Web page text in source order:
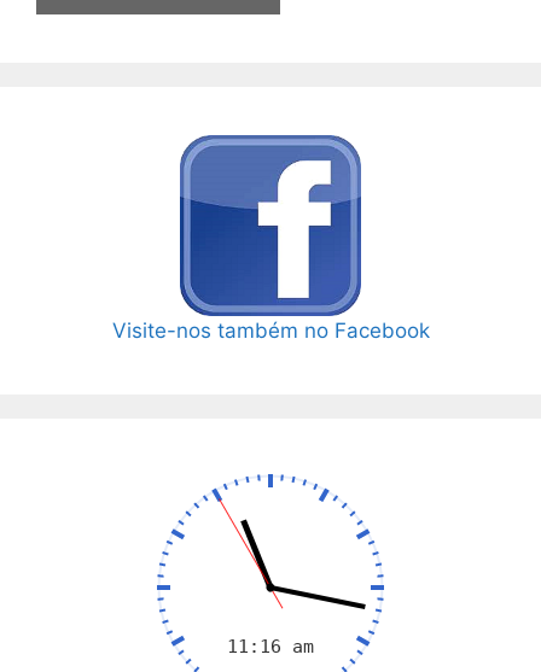
Visite-nos também no Facebook